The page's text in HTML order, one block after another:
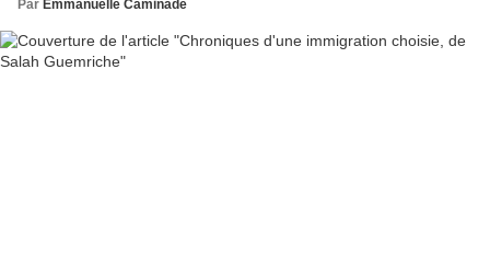
Par Emmanuelle Caminade